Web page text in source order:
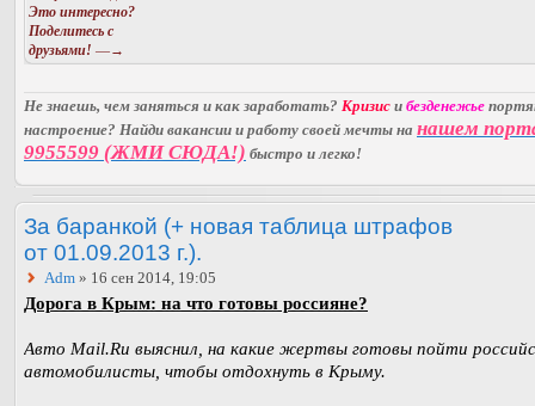
Это интересно?
Поделитесь с
друзьями! —→
Не знаешь, чем заняться и как заработать? Кризис и безденежье
настроение? Найди вакансии и работу своей мечты на нашем
9955599 (ЖМИ СЮДА!) быстро и легко!
За баранкой (+ новая таблица штрафов
от 01.09.2013 г.).
Adm » 16 сен 2014, 19:05
Дорога в Крым: на что готовы россияне?
Авто Mail.Ru выяснил, на какие жертвы готовы пойти
автомобилисты, чтобы отдохнуть в Крыму.